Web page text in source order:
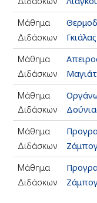
Μάθημα
Διδάσκων
Μάθημα
Διδάσκων
Μάθημα
Διδάσκων
Μάθημα
Διδάσκων
Μάθημα
Διδάσκων